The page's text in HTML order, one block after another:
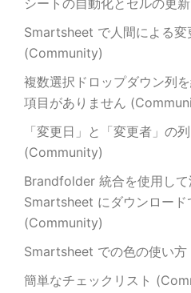
シートの自動化とセルの更新
Smartsheet で人間による変
(Community)
複数選択ドロップダウン列
項目がありません
「変更日」と「変更者」の
(Community)
Brandfolder 統合を使用し
Smartsheet にダウンロード
(Community)
Smartsheet での色の使い方
簡単なチェックリスト